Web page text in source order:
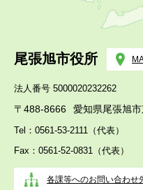
尾張旭市役所
法人番号 5000020232262
〒488-8666 愛知県尾張旭
Tel：0561-53-2111（代表）
Fax：0561-52-0831（代表）
各課等へのお問い合わせ